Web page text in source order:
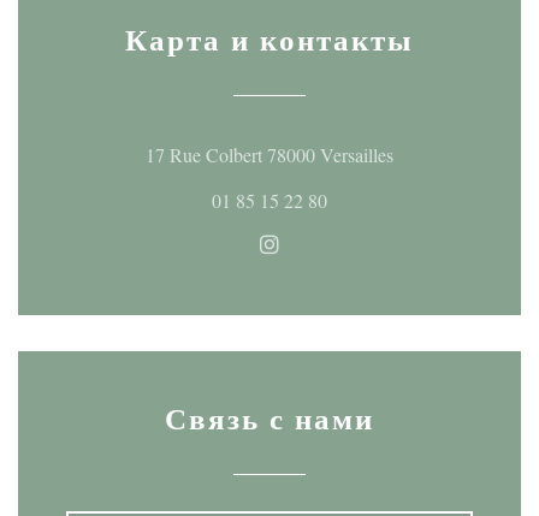
Карта и контакты
17 Rue Colbert 78000 Versailles((открывается в
01 85 15 22 80
Instagram ((открывается в
Связь с нами